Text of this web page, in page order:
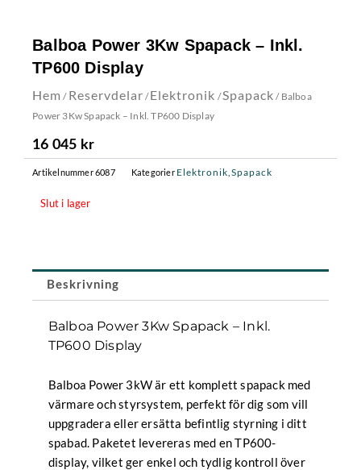
Balboa Power 3Kw Spapack – Inkl.
TP600 Display
Hem / Reservdelar /Elektronik /Spapack / Balboa
Power 3Kw Spapack – Inkl. TP600 Display
16 045 kr
Artikelnummer6087 Kategorier Elektronik ,Spapack
Slut i lager
Beskrivning
Balboa Power 3Kw Spapack – Inkl.
TP600 Display
Balboa Power 3kW är ett komplett spapack med
värmare och styrsystem, perfekt för dig som vill
uppgradera eller ersätta befintlig styrning i ditt
spabad. Paketet levereras med en TP600-
display, vilket ger enkel och tydlig kontroll över